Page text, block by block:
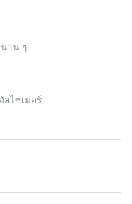
าน ๆ
ไซเมอร์